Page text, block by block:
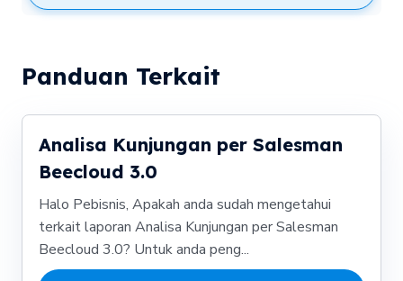
Panduan Terkait
Analisa Kunjungan per Salesman
Beecloud 3.0
Halo Pebisnis, Apakah anda sudah mengetahui
terkait laporan Analisa Kunjungan per Salesman
Beecloud 3.0? Untuk anda peng...